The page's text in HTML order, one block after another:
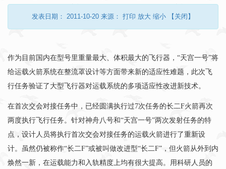
发表日期： 2011-10-20 来源： 打印 放大 缩小 【关闭】
作为目前国内在型号里重量最大、体积最大的飞行器，“天宫一号”将
给运载火箭系统在整流罩设计等方面带来新的适应性难题，此次飞
行任务验证了大型飞行器对运载系统的多项适应性改进新技术。
在首次交会对接任务中，已经圆满执行过7次任务的长二F火箭再次
两度执行飞行任务。针对神舟八号和“天宫一号”两次发射任务的特
点，设计人员将执行首次交会对接任务的运载火箭进行了重新设
计。虽然仍被称作“长二F”或被叫做改进型“长二F”，但火箭从外到内
焕然一新，在运载能力和入轨精度上均有很大提高。用科研人员的